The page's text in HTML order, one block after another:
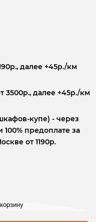
далее +45р./км
3500р., далее +45р./км
купе) - через
предоплате за
от 1190р.